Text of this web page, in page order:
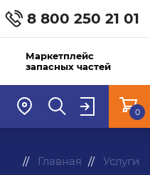
8 800 250 21 01
Маркетплейс
запасных частей
0
Главная Услуги